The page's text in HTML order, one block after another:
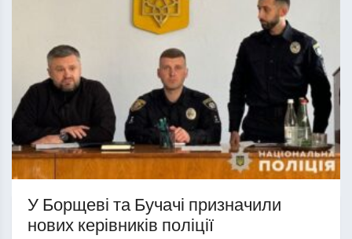
У Борщеві та Бучачі призначили
нових керівників поліції